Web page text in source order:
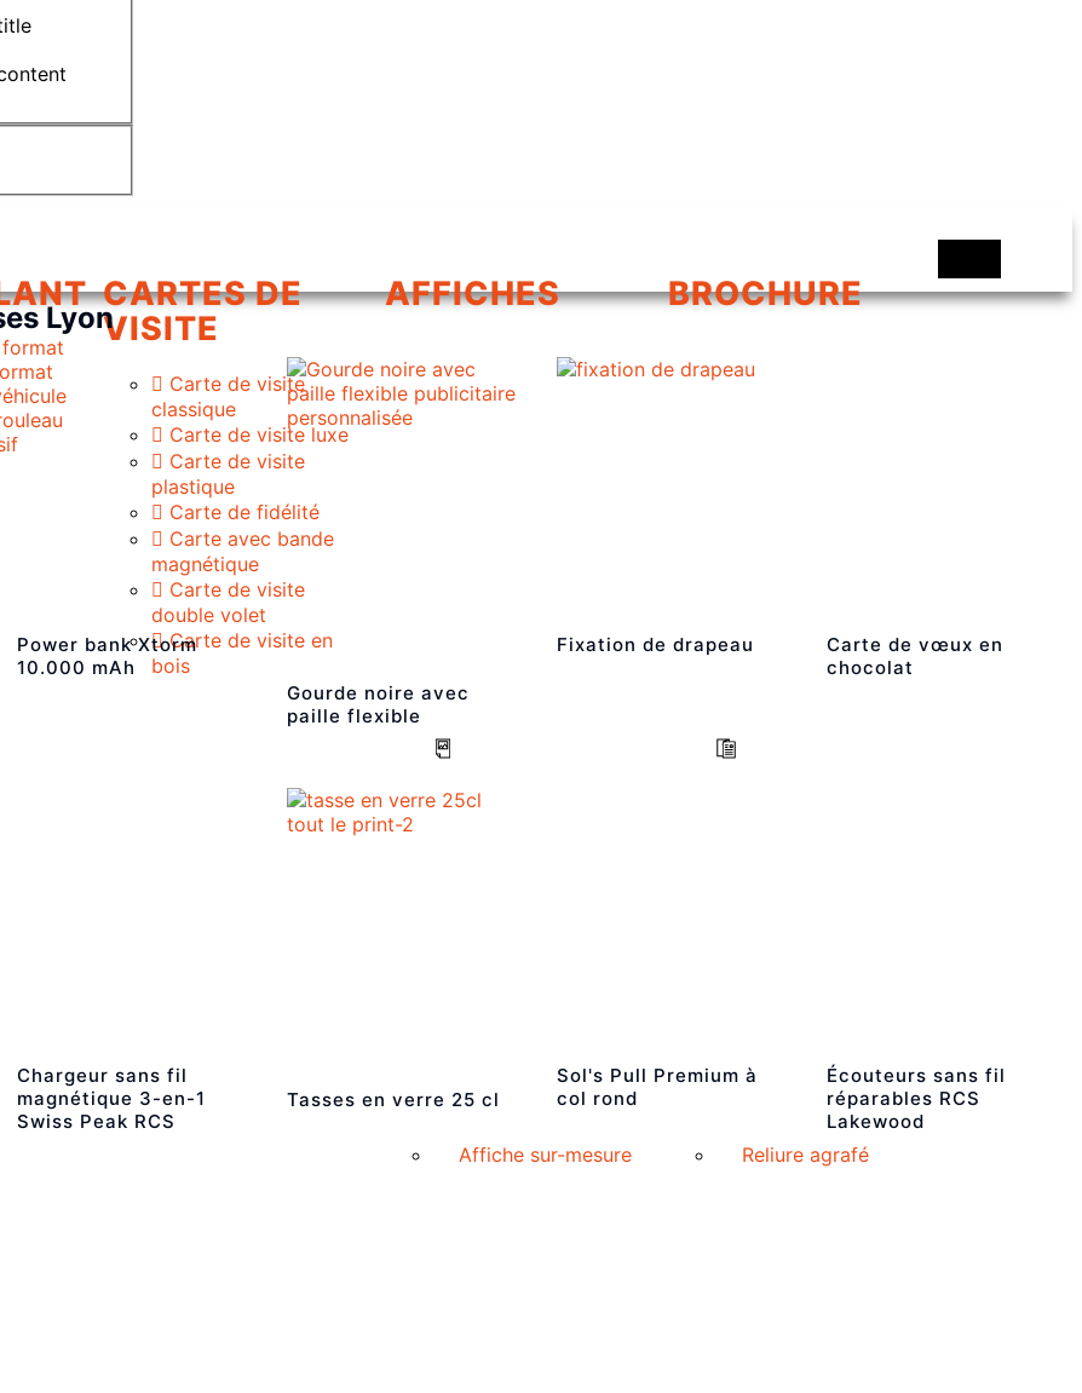
CARTES DE
VISITE
Carte de visite
classique
Carte de visite luxe
Carte de visite
plastique
Carte de fidélité
Carte avec bande
magnétique
Carte de visite
double volet
Carte de visite en
bois
AFFICHES
Affiche sur-mesure
BROCHURE
Reliure agrafé
Lyon
Power bank Xtorm
10.000 mAh
Gourde noire avec
paille flexible
Fixation de drapeau
Carte de vœux en
chocolat
Chargeur sans fil
magnétique 3-en-1
Swiss Peak RCS
Tasses en verre 25 cl
Sol's Pull Premium à
col rond
Écouteurs sans fil
réparables RCS
Lakewood